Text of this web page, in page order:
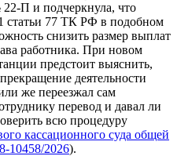
П и подчеркнула, что
статьи 77 ТК РФ в подобном
снизить размер выплат
работника. При новом
предстоит выяснить,
деятельности
же переезжал сам
перевод и давал ли
всю процедуру
кассационного суда общей
10458/2026).